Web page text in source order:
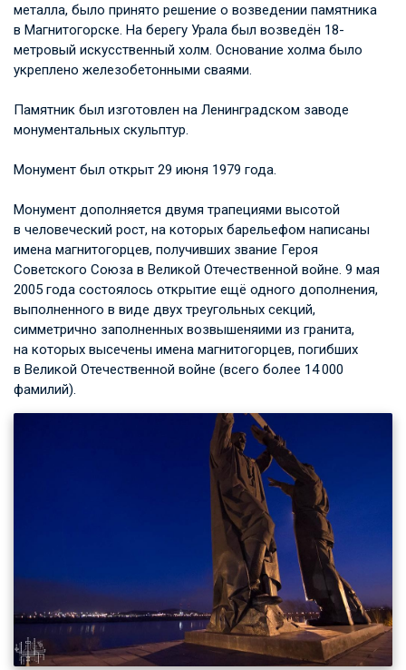
металла, было принято решение о возведении памятника
в Магнитогорске. На берегу Урала был возведён 18-
метровый искусственный холм. Основание холма было
укреплено железобетонными сваями.
Памятник был изготовлен на Ленинградском заводе
монументальных скульптур.
Монумент был открыт 29 июня 1979 года.
Монумент дополняется двумя трапециями высотой
в человеческий рост, на которых барельефом написаны
имена магнитогорцев, получивших звание Героя
Советского Союза в Великой Отечественной войне. 9 мая
2005 года состоялось открытие ещё одного дополнения,
выполненного в виде двух треугольных секций,
симметрично заполненных возвышеняими из гранита,
на которых высечены имена магнитогорцев, погибших
в Великой Отечественной войне (всего более 14 000
фамилий).